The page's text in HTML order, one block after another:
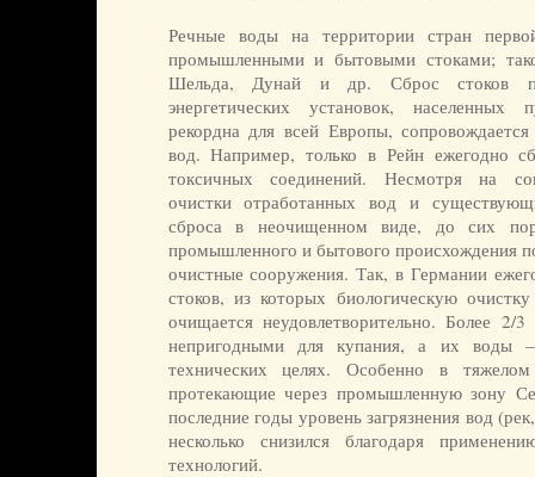
Речные воды на территории стран
промышленными и бытовыми стоками;
Шельда, Дунай и др. Сброс стоков
энергетических установок, населенных
рекордна для всей Европы,
вод. Например, только в Рейн ежегодно
токсичных соединений. Несмотря на
очистки отработанных вод и
сброса в неочищенном виде, до сих пор
промышленного и бытового происхождения
очистные сооружения. Так, в Германии
стоков, из которых биологическую
очищается неудовлетворительно. Более 2/
непригодными для купания, а их воды
технических целях. Особенно в
протекающие через промышленную зону
последние годы уровень загрязнения вод
несколько снизился благодаря
технологий.